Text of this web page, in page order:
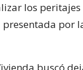
los peritajes
por